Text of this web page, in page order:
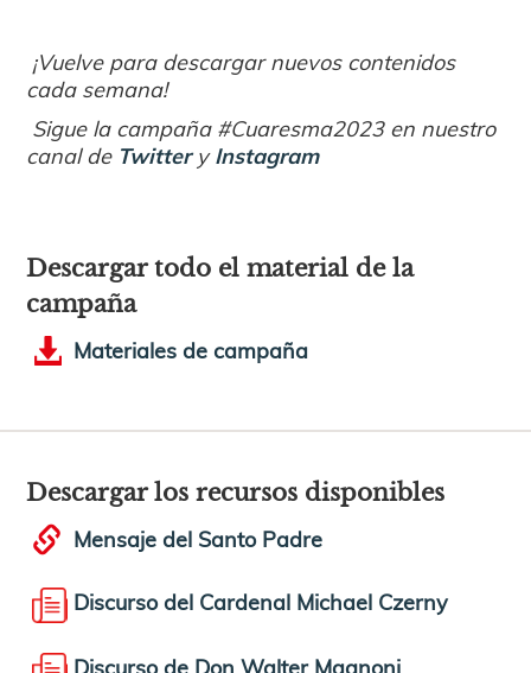
¡Vuelve para descargar nuevos contenidos
cada semana!
Sigue la campaña #Cuaresma2023 en nuestro
canal de Twitter yInstagram
Descargar todo el material de la
campaña
Materiales de campaña
Descargar los recursos disponibles
Mensaje del Santo Padre
Discurso del Cardenal Michael Czerny
Discurso de Don Walter Magnoni